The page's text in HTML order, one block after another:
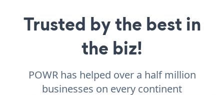
Trusted by the best in
the biz!
POWR has helped over a half million
businesses on every continent